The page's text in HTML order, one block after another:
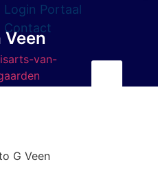
Login Portaal
Contact
Veen